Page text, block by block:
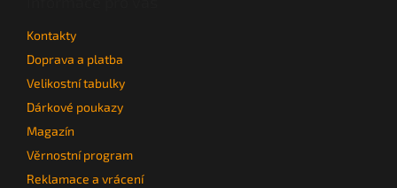
Kontakty
Doprava a platba
Velikostní tabulky
Dárkové poukazy
Magazín
Věrnostní program
Reklamace a vrácení